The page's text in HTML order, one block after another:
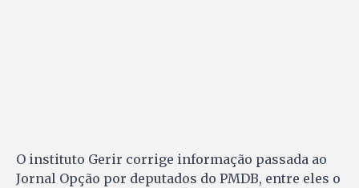
O instituto Gerir corrige informação passada ao
Jornal Opção por deputados do PMDB, entre eles o